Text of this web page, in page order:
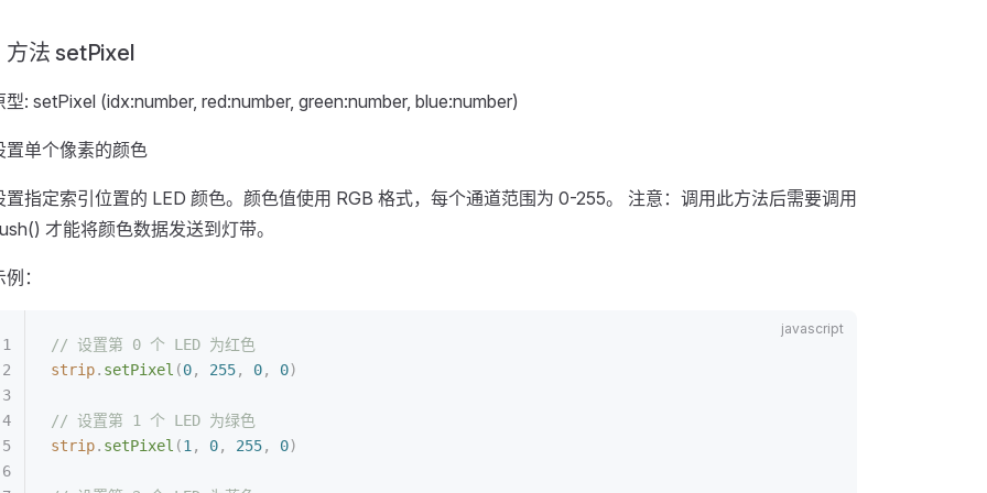
方法 setPixel
型: setPixel (idx:number, red:number, green:number, blue:number)
置单个像素的颜色
置指定索引位置的 LED 颜色。颜色值使用 RGB 格式，每个通道范围为 0-255。 注意：调用此方法后需要调用
才能将颜色数据发送到灯带。
：
// 设置第 0 个 LED 为红色
strip. setPixel (0, 255, 0, 0)
// 设置第 1 个 LED 为绿色
strip. setPixel (1 , 0, 255, 0)